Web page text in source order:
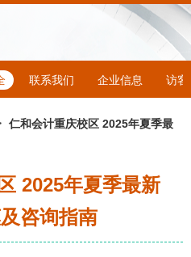
联系我们 企业信息 访客
仁和会计重庆校区 2025年夏季最
2025年夏季最新
咨询指南